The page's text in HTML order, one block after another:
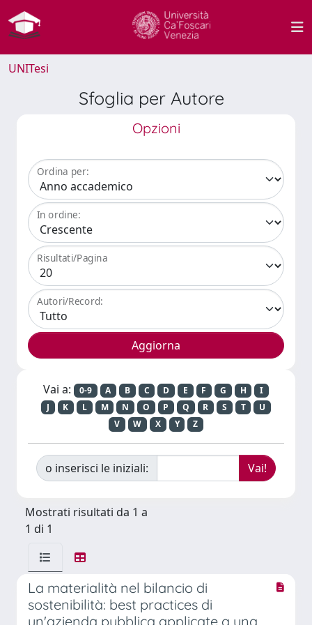
UNITesi
Sfoglia per Autore
Opzioni
Ordina per:
In ordine:
Risultati/Pagina
Autori/Record:
Vai a: 0-9 A B C D E F G H
I
J
K L M N O P Q R S T
U
V
W X Y Z
o inserisci le iniziali:
Mostrati risultati da 1 a
1 di 1
La materialità nel bilancio di
sostenibilità: best practices di
un'azienda pubblica applicate a una